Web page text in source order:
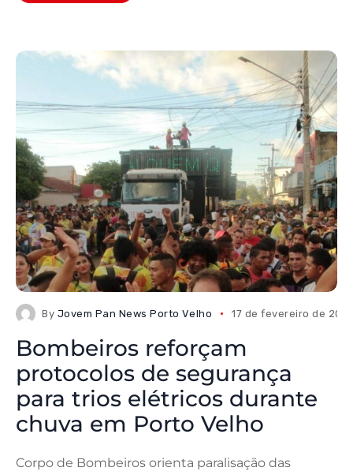
By Jovem Pan News Porto Velho 17 de fevereiro de
Bombeiros reforçam
protocolos de segurança
para trios elétricos durante
chuva em Porto Velho
Corpo de Bombeiros orienta paralisação das